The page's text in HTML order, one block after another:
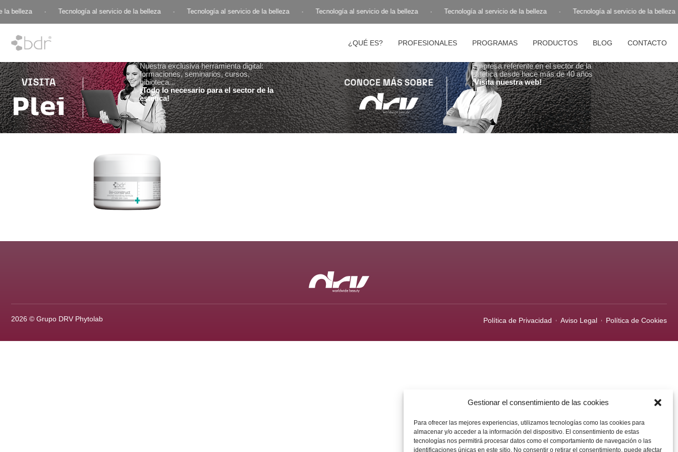
Gestionar el consentimiento de las cookies
Para ofrecer las mejores experiencias, utilizamos tecnologías como las cookies para
almacenar y/o acceder a la información del dispositivo. El consentimiento de estas
tecnologías nos permitirá procesar datos como el comportamiento de navegación o las
identificaciones únicas en este sitio. No consentir o retirar el consentimiento, puede afectar
belleza Tecnología al servicio de la belleza Tecnología al servicio de la belleza Tecnología al servicio de la belleza Tecnología al servicio de la belleza Tecnología al servicio de la belleza
¿QUÉ ES? PROFESIONALES PROGRAMAS PRODUCTOS BLOG CONTACTO
Nuestra exclusiva herramienta digital:
formaciones, seminarios, cursos,
bibioteca...
¡Todo lo necesario para el sector de la
estética!
Empresa referente en el sector de la
estética desde hace más de 40 años
¡Visita nuestra web!
2026 © Grupo DRV Phytolab Política de Privacidad Aviso Legal Política de Cookies